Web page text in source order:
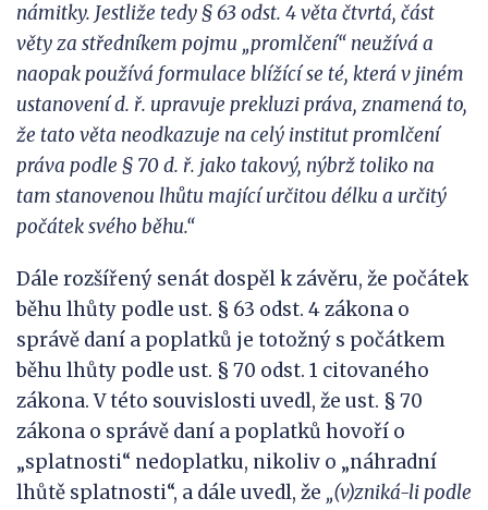
námitky. Jestliže tedy § 63 odst. 4 věta čtvrtá, část
věty za středníkem pojmu „promlčení“ neužívá a
naopak používá formulace blížící se té, která v jiném
ustanovení d. ř. upravuje prekluzi práva, znamená to,
že tato věta neodkazuje na celý institut promlčení
práva podle § 70 d. ř. jako takový, nýbrž toliko na
tam stanovenou lhůtu mající určitou délku a určitý
počátek svého běhu.“
Dále rozšířený senát dospěl k závěru, že počátek
běhu lhůty podle ust. § 63 odst. 4 zákona o
správě daní a poplatků je totožný s počátkem
běhu lhůty podle ust. § 70 odst. 1 citovaného
zákona. V této souvislosti uvedl, že ust. § 70
zákona o správě daní a poplatků hovoří o
„splatnosti“ nedoplatku, nikoliv o „náhradní
lhůtě splatnosti“, a dále uvedl, že „(v)zniká-li podle